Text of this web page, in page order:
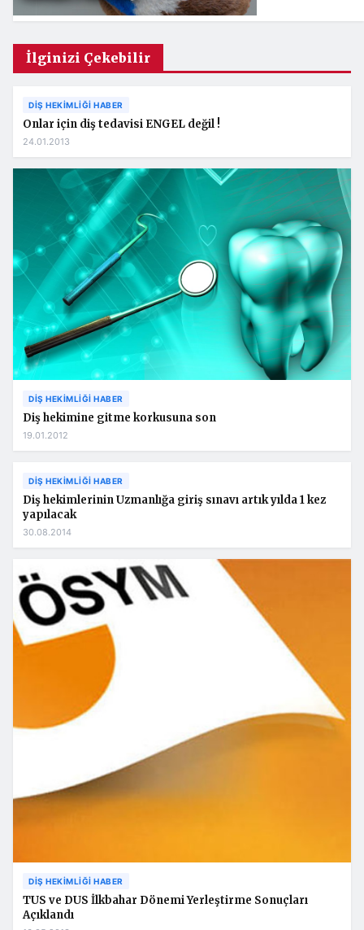
İlginizi Çekebilir
DIŞ HEKIMLIĞI HABER
Onlar için diş tedavisi ENGEL değil !
24.01.2013
DIŞ HEKIMLIĞI HABER
Diş hekimine gitme korkusuna son
19.01.2012
DIŞ HEKIMLIĞI HABER
Diş hekimlerinin Uzmanlığa giriş sınavı artık yılda 1 kez
yapılacak
30.08.2014
DIŞ HEKIMLIĞI HABER
TUS ve DUS İlkbahar Dönemi Yerleştirme Sonuçları
Açıklandı